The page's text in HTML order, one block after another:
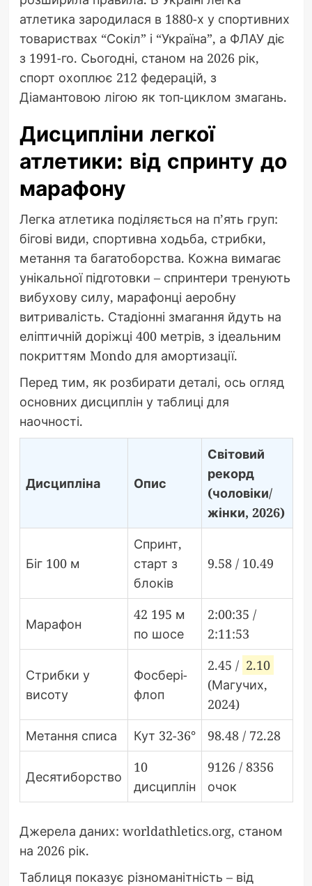
атлетика зародилася в 1880-х у спортивних
товариствах “Сокіл” і “Україна”, а ФЛАУ діє
з 1991-го. Сьогодні, станом на 2026 рік,
спорт охоплює 212 федерацій, з
Діамантовою лігою як топ-циклом змагань.
Дисципліни легкої
атлетики: від спринту до
марафону
Легка атлетика поділяється на п’ять груп:
бігові види, спортивна ходьба, стрибки,
метання та багатоборства. Кожна вимагає
унікальної підготовки – спринтери тренують
вибухову силу, марафонці аеробну
витривалість. Стадіонні змагання йдуть на
еліптичній доріжці 400 метрів, з ідеальним
покриттям Mondo для амортизації.
Перед тим, як розбирати деталі, ось огляд
основних дисциплін у таблиці для
наочності.
Дисципліна Опис
Світовий
рекорд
(чоловіки/
жінки, 2026)
Біг 100 м
Спринт,
старт з
блоків
9.58 / 10.49
Марафон
42 195 м
по шосе
2:00:35 /
2:11:53
Стрибки у
висоту
Фосбері-
флоп
2.45 / 2.10
(Магучих,
2024)
Метання списа
Кут 32-36° 98.48 / 72.28
Десятиборство
10
дисциплін
9126 / 8356
очок
Джерела даних: worldathletics.org, станом
на 2026 рік.
Таблиця показує різноманітність – від